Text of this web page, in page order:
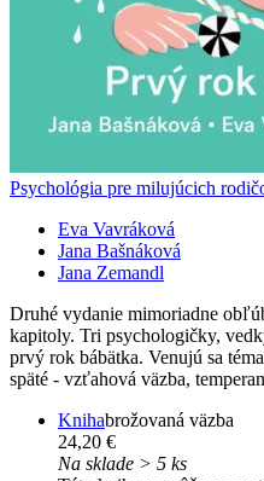
Psychológia pre milujúcich
Eva Vavráková
Jana Bašnáková
Jana Zemandl
Druhé vydanie mimoriadne
kapitoly. Tri psychologičky,
prvý rok bábätka. Venujú sa
späté - vzťahová väzba,
Knihabrožovaná väzba
24,20 €
Na sklade > 5 ks